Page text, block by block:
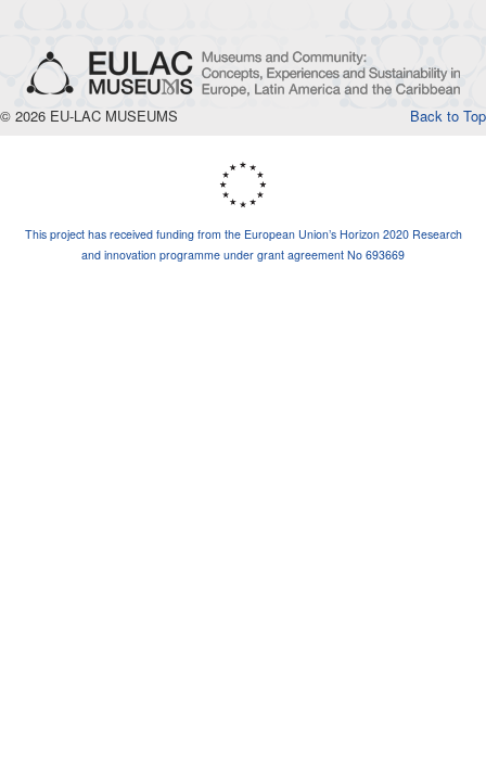
Back to Top
© 2026 EU-LAC MUSEUMS
This project has received funding from the European Union’s Horizon 2020 Research
and innovation programme under grant agreement No 693669